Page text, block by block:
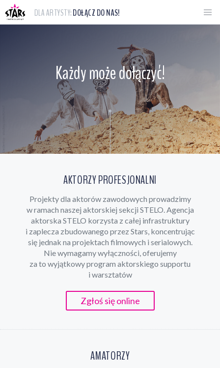
DLA ARTYSTY:DOŁĄCZ DO NAS!
Każdy może dołączyć!
AKTORZY PROFESJONALNI
Projekty dla aktorów zawodowych prowadzimy
w ramach naszej aktorskiej sekcji STELO. Agencja
aktorska STELO korzysta z całej infrastruktury
i zaplecza zbudowanego przez Stars, koncentrując
się jednak na projektach filmowych i serialowych.
Nie wymagamy wyłączności, oferujemy
za to wyjątkowy program aktorskiego supportu
i warsztatów
Zgłoś się online
AMATORZY